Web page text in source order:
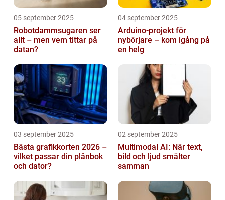
05 september 2025
Robotdammsugaren ser
allt – men vem tittar på
datan?
04 september 2025
Arduino-projekt för
nybörjare – kom igång på
en helg
03 september 2025
Bästa grafikkorten 2026 –
vilket passar din plånbok
och dator?
02 september 2025
Multimodal AI: När text,
bild och ljud smälter
samman